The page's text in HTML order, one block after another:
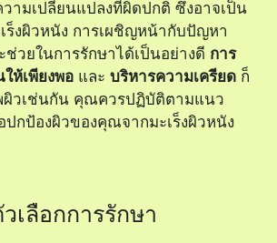
วามเปลี่ยนแปลงที่ผิดปกติ ซึ่งอาจเป็น
งผิวหนัง การเผชิญหน้ากับปัญหา
ช่วยในการรักษาได้เป็นอย่างดี การ
ห้เพียงพอ และ บริหารความเครียด ก็
วเช่นกัน คุณควรปฏิบัติตามแนว
ปกป้องผิวของคุณจากมะเร็งผิวหนัง
เลือกการรักษา